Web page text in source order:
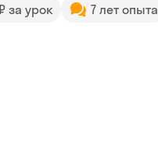
за урок 7 лет опыта